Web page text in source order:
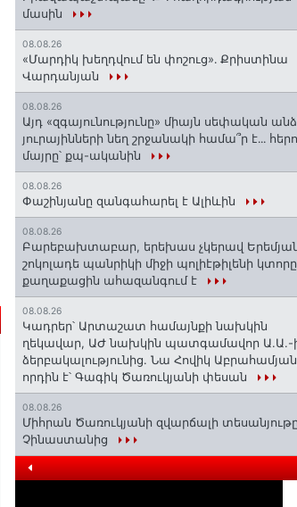
մասին
08.08.26
«Մարդիկ խեղդվում են փոշուց»․ Քրիստինա
Վարդանյան
08.08.26
Այդ «զգայունությունը» միայն սեփական
յուրայինների նեղ շրջանակի համա՞ր է․․․
մայրը՝ քպ-ականին
08.08.26
Փաշինյանը զանգահարել է Ալիևին
08.08.26
Բարեբախտաբար, երեխաս չկերավ
շոկոլադե պանրիկի միջի պոլիէթիլենի
քաղաքացին ահազանգում է
08.08.26
Կադրեր՝ Արտաշատ համայնքի նախկին
ղեկավար, ԱԺ նախկին պատգամավոր Ա.Ա.-
ձերբակալությունից. Նա Հովիկ
որդին է՝ Գագիկ Ծառուկյանի փեսան
08.08.26
Միհրան Ծառուկյանի զվարճալի
Չինաստանից